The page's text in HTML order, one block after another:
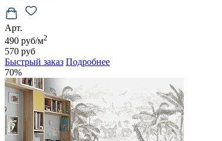
Арт.
490 руб/м2
570 руб
Быстрый заказ Подробнее
70%